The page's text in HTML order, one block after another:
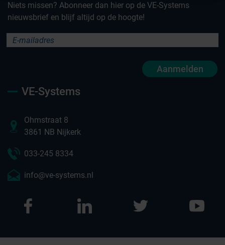
Niets missen? Abonneer dan hier op de VE-Systems
nieuwsbrief en blijf altijd op de hoogte!
Aanmelden
VE-Systems
Ohmstraat 8
3861 NB Nijkerk
033-245 8334
info@ve-systems.nl